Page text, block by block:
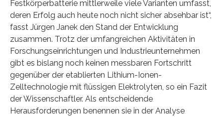
Festkörperbatterie mittlerweile viele Varianten umfasst,
deren Erfolg auch heute noch nicht sicher absehbar ist“,
fasst Jürgen Janek den Stand der Entwicklung
zusammen. Trotz der umfangreichen Aktivitäten in
Forschungseinrichtungen und Industrieunternehmen
gibt es bislang noch keinen messbaren Fortschritt
gegenüber der etablierten Lithium-Ionen-
Zelltechnologie mit flüssigen Elektrolyten, so ein Fazit
der Wissenschaftler. Als entscheidende
Herausforderungen benennen sie in der Analyse